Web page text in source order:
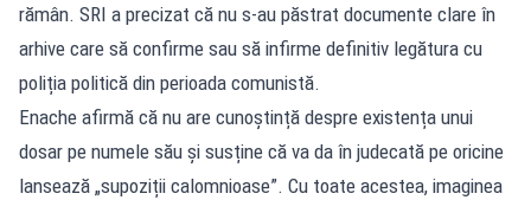
rămân. SRI a precizat că nu s-au păstrat documente clare în
arhive care să confirme sau să infirme definitiv legătura cu
poliția politică din perioada comunistă.
Enache afirmă că nu are cunoștință despre existența unui
dosar pe numele său și susține că va da în judecată pe oricine
lansează „supoziții calomnioase”. Cu toate acestea, imaginea